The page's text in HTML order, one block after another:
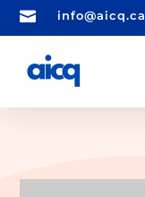
 info@aicq.ca